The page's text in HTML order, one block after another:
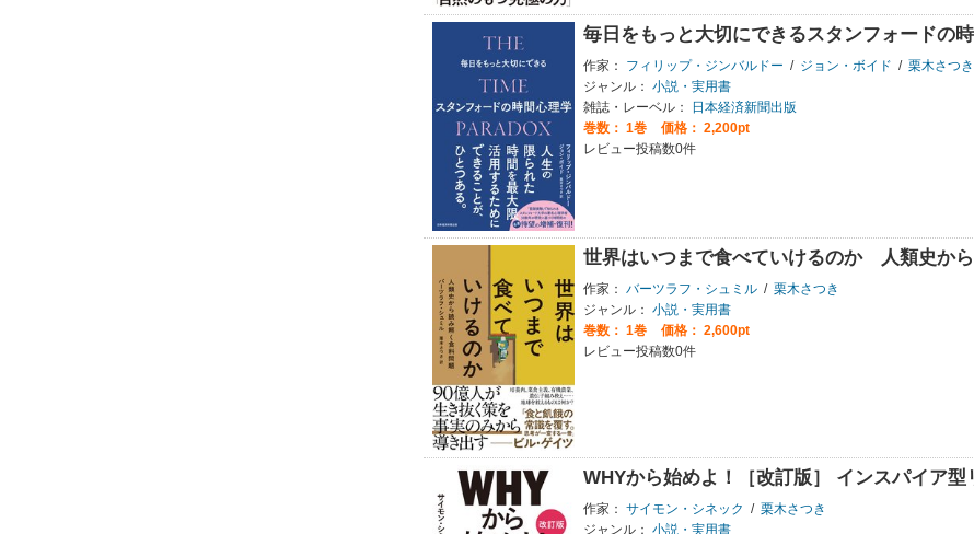
毎日をもっと大切にできるスタンフォードの
作家： フィリップ・ジンバルドー / ジョン・ボイド / 栗木さつき
ジャンル： 小説・実用書
雑誌・レーベル：
日本経済新聞出版
巻数： 1巻
価格： 2,200pt
レビュー投稿数0件
世界はいつまで食べていけるのか 人類史か
作家： バーツラフ・シュミル / 栗木さつき
ジャンル： 小説・実用書
巻数： 1巻
価格： 2,600pt
レビュー投稿数0件
WHYから始めよ！［改訂版］ インスパイア型
作家： サイモン・シネック / 栗木さつき
ジャンル： 小説・実用書